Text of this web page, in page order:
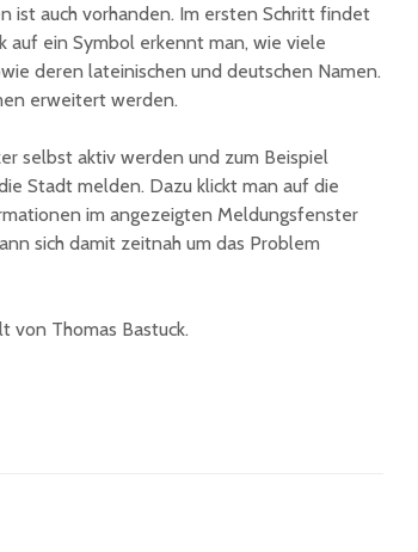
ist auch vorhanden. Im ersten Schritt findet
auf ein Symbol erkennt man, wie viele
deren lateinischen und deutschen Namen.
erweitert werden.
selbst aktiv werden und zum Beispiel
Stadt melden. Dazu klickt man auf die
im angezeigten Meldungsfenster
sich damit zeitnah um das Problem
von Thomas Bastuck.